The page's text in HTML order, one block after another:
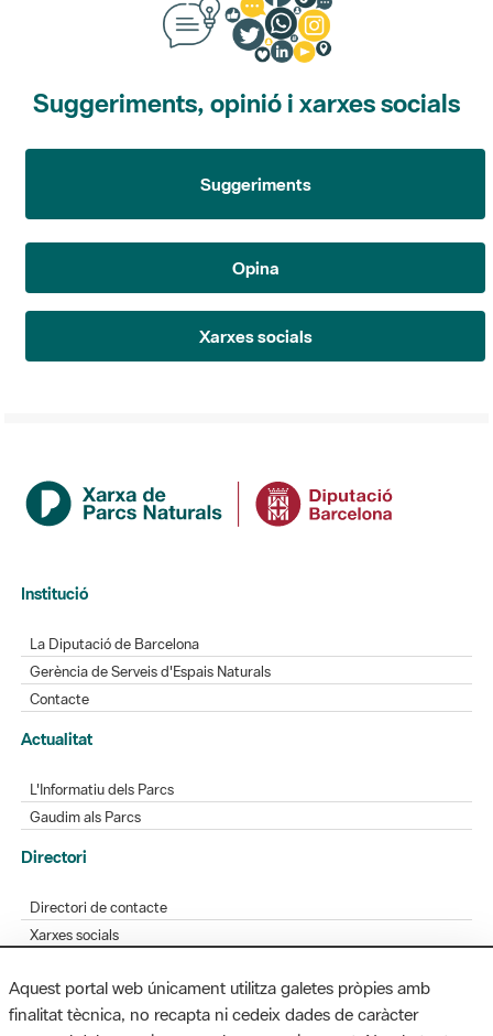
Suggeriments, opinió i xarxes socials
Suggeriments
Opina
Xarxes socials
Institució
La Diputació de Barcelona
Gerència de Serveis d'Espais Naturals
Contacte
Actualitat
L'Informatiu dels Parcs
Gaudim als Parcs
Directori
Directori de contacte
Xarxes socials
Bústia de suggeriments
Opineu sobre els parcs
Aquest portal web únicament utilitza galetes pròpies amb
finalitat tècnica, no recapta ni cedeix dades de caràcter